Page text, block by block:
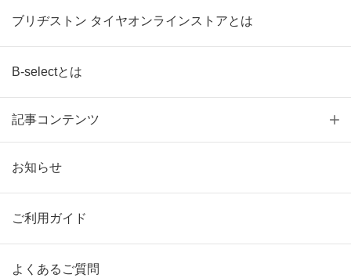
ブリヂストン タイヤオンラインストアとは
B-selectとは
記事コンテンツ
お知らせ
ご利用ガイド
よくあるご質問